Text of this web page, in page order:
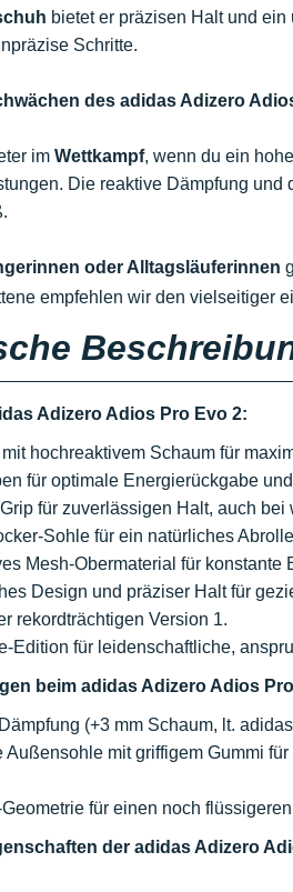
bietet er präzisen Halt und
Schritte.
des adidas Adizero
im Wettkampf, wenn du ein
Die reaktive Dämpfung
oder Alltagsläuferinnen
empfehlen wir den vielseitiger
Adizero Adios Pro Evo 2:
hochreaktivem Schaum für
für optimale Energierückgabe
für zuverlässigen Halt, auch
Sohle für ein natürliches
Mesh-Obermaterial für konstante
Design und präziser Halt für
rekordträchtigen Version 1.
Edition für leidenschaftliche,
beim adidas Adizero Adios
(+3 mm Schaum, lt.
Außensohle mit griffigem Gummi
für einen noch
der adidas Adizero